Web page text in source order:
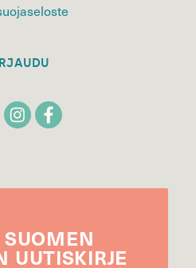
SUOMEN
UUTIS­KIRJE